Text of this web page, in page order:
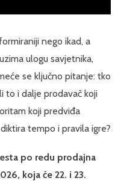
nego ikad, a
ulogu savjetnika,
se ključno pitanje: tko
to i dalje prodavač koji
koji predviđa
tempo i pravila igre?
po redu prodajna
koja će 22. i 23.